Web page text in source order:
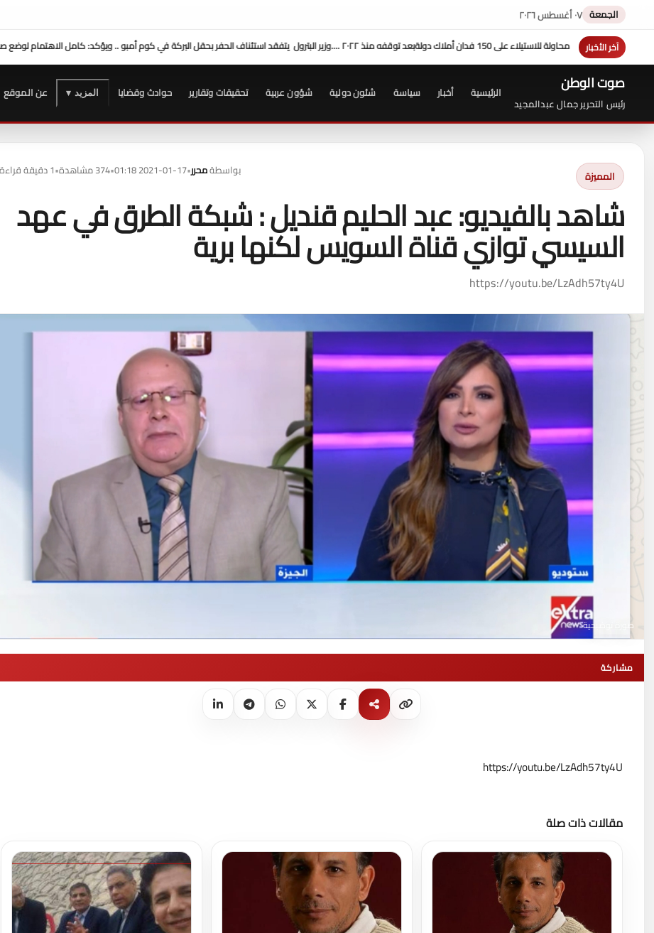
الجمعة ٠٧ أغسطس ٢٠٢٦
آخر الأخبار
بعد توقفه منذ ٢٠٢٢ ....وزير البترول يتفقد استئناف الحفر بحقل البركة في كوم أمبو .. ويؤكد: كامل الاهتمام لوضع صعيد مصر على خريطة الاستثمار البترولي
صوت الوطن
رئيس التحرير جمال عبدالمجيد
الرئيسية أخبار سياسة شئون دولية شؤون عربية تحقيقات وتقارير حوادث وقضايا المزيد ▾ عن الموقع
المميزة بواسطةمحرر•
2021-01-17 01:18
•374 مشاهدة •1 دقيقة قراءة
شاهد بالفيديو: عبد الحليم قنديل : شبكة الطرق في عهد
السيسي توازي قناة السويس لكنها برية
https://youtu.be/LzAdh57ty4U
صورة توضيحية
مشاركة
https://youtu.be/LzAdh57ty4U
مقالات ذات صلة